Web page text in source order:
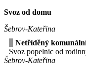
Svoz od domu
Šebrov-Kateřina
Netříděný
Svoz popelnic od
Šebrov-Kateřina